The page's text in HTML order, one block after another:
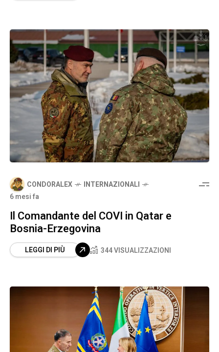
CONDORALEX
INTERNAZIONALI
6 mesi fa
Il Comandante del COVI in Qatar e
Bosnia-Erzegovina
LEGGI DI PIÙ 344 VISUALIZZAZIONI